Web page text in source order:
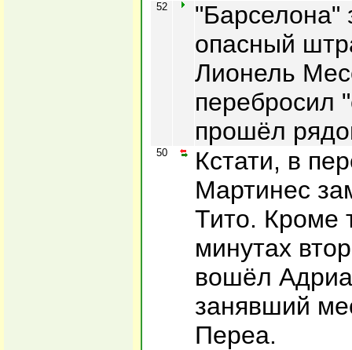
52
"Барселона"
опасный
Лионель
перебросил
прошёл
50
Кстати, в
Мартинес
Тито. Кроме
минутах
вошёл
занявший
Переа.